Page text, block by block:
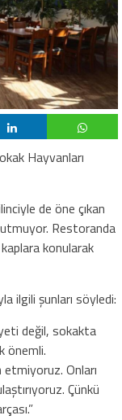
Hayvanları
de öne çıkan
Restoranda
konularak
ilgili şunları söyledi:
değil, sokakta
önemli.
Onları
Çünkü